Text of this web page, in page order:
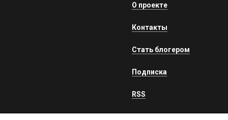
О проекте
Контакты
Стать блогером
Подписка
RSS